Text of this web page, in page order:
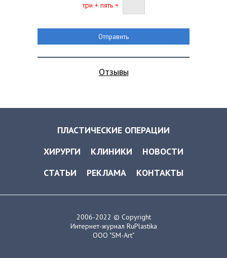
три + пять =
Отзывы
ПЛАСТИЧЕСКИЕ ОПЕРАЦИИ
ХИРУРГИ
КЛИНИКИ
НОВОСТИ
СТАТЬИ
РЕКЛАМА КОНТАКТЫ
2006-2022 © Copyright
Интернет-журнал RuPlastika
ООО "SM-Art"